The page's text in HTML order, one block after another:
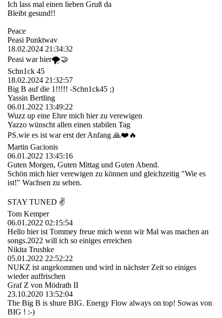
Ich lass mal einen lieben Gruß da
Bleibt gesund!!
Peace
Peasi Punktwav
18.02.2024 21:34:32
Peasi war hier🌪️🤝
Schn1ck 45
18.02.2024 21:32:57
Big B auf die 1!!!!! -Schn1ck45 ;)
Yassin Bertling
06.01.2022 13:49:22
Wuzz up eine Ehre mich hier zu verewigen
Yazzo wünscht allen einen stabilen Tag
PS.wie es ist war erst der Anfang 🙏❤️🔥
Martin Gacionis
06.01.2022 13:45:16
Guten Morgen, Guten Mittag und Guten Abend.
Schön mich hier verewigen zu können und gleichzeitig "Wie es
ist!" Wachsen zu sehen.
STAY TUNED ✌
Tom Kemper
06.01.2022 02:15:54
Hello hier ist Tommey freue mich wenn wir Mal was machen an
songs.2022 will ich so einiges erreichen
Nikita Trushke
05.01.2022 22:52:22
NUKZ ist angekommen und wird in nächster Zeit so einiges
wieder auffrischen
Graf Z von Mödrath II
23.10.2020 13:52:04
The Big B is shure BIG. Energy Flow always on top! Sowas von
BIG ! :-)